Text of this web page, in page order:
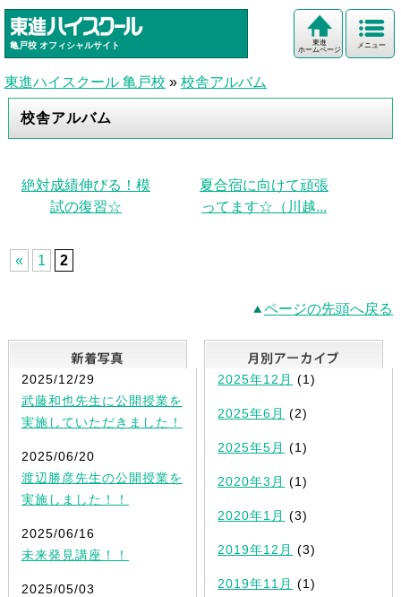
亀戸校 オフィシャルサイト メニュー
東進
ホームページ
東進ハイスクール 亀戸校 » 校舎アルバム
校舎アルバム
絶対成績伸びる！模
試の復習☆
夏合宿に向けて頑張
ってます☆（川越...
« 1 2
ページの先頭へ戻る
新着写真
2025/12/29
武藤和也先生に公開授業を
実施していただきました！
2025/06/20
渡辺勝彦先生の公開授業を
実施しました！！
2025/06/16
未来発見講座！！
2025/05/03
2025年12月 (1)
2025年6月 (2)
2025年5月 (1)
2020年3月 (1)
2020年1月 (3)
2019年12月 (3)
2019年11月 (1)